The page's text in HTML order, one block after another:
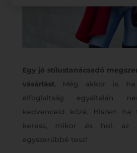
Egy jó stílustanácsadó
vásárlást. Még akkor is,
elfoglaltság egyáltalán
kedvenceid közé. Hiszen
keress, mikor és
hol, az
egyszerűbbé tesz!